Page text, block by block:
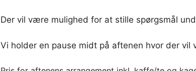
Der vil være mulighed for at stille spørgsmål
Vi holder en pause midt på aftenen hvor der